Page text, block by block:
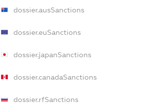
dossier.ausSanctions
dossier.euSanctions
dossier.japanSanctions
dossier.canadaSanctions
dossier.rfSanctions